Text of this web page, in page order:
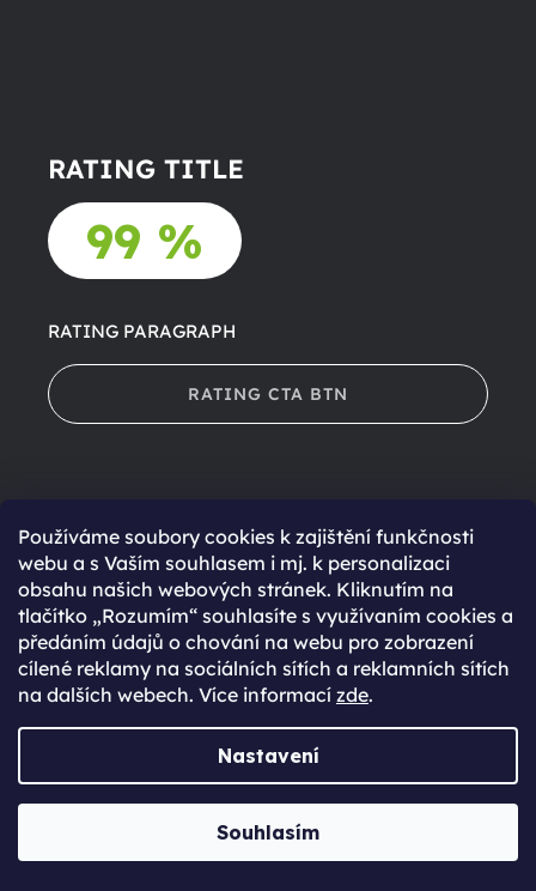
Používáme soubory cookies k zajištění funkčnosti
webu a s Vaším souhlasem i mj. k personalizaci
obsahu našich webových stránek. Kliknutím na
tlačítko „Rozumím“ souhlasíte s využívaním cookies a
předáním údajů o chování na webu pro zobrazení
cílené reklamy na sociálních sítích a reklamních sítích
na dalších webech. Více informací zde.
Nastavení
Souhlasím
RATING TITLE
99 %
RATING PARAGRAPH
RATING CTA BTN
Košík je prázdný
Ve tvém košíku není zatím nic. Nevíš si rady s výběrem?
Potřebuješ poradit při výběr nového zařízení? Neváhej se